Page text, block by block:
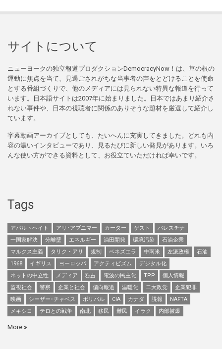
サイトについて
ニューヨークの独立報道プロダクションDemocracyNow！は、草の根の
運動に焦点を当て、見過ごされがちな当事者の声をとどけることを使命
とする番組づくりで、他のメディアには見られない特異な報道を行って
います。日本語サイトは2007年に始まりました。日本ではあまり紹介さ
れない事件や、日本の視聴者に関係のありそうな題材を厳選して紹介し
ています。
字幕動画アーカイブとしても、たいへんに充実してきました。どれも内
容の濃いインタビューであり、見るたびに新しい発見があります。いろ
んな使い方ができる資料として、お役立ていただければ幸いです。
Tags
アパルトヘイト アリ･アブニマー カーター ゲスト
パレスチナ
一国家解決
分離壁 エネルギー 油田開発 環境汚染
石油企業
マルクス主義
タリク・アリ 規制 ベネズエラ 中南米 左派政権
石油
1968
イギリス ヨーロッパ アクティビズム
デジタル化
ネットの中立性
メディア 独占 電波の民主化 TPP
個人情報
監視社会
警察 企業と社会 偏向報道 温暖化 二大政党
企業犯罪
映画
シーザー･チャベス ボリバル CIA カナダ 諜報
NAFTA
メキシコ
テロとの戦争 南北 移民 難民 イラク 内部被爆
More